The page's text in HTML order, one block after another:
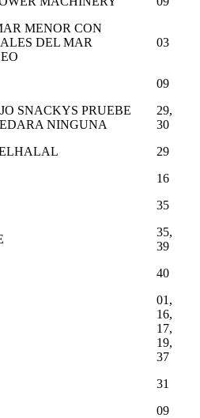
MENOR CON
DEL MAR
03
09
SNACKYS PRUEBE
NINGUNA
29,
30
29
16
35
35,
39
40
01,
16,
17,
19,
37
31
09